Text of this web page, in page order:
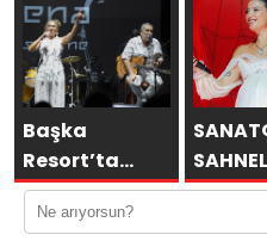
Birliği: “Vişne”
BÜYÜK
Başka
Resort’ta
Unutulmaz
Gece Özülkü